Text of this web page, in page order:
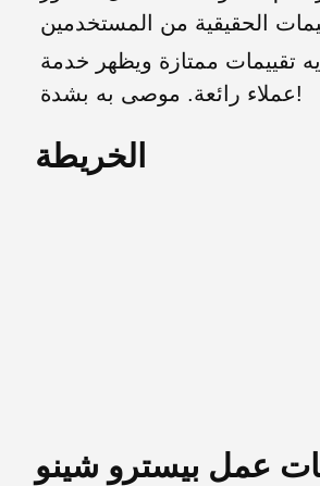
تقييمات ممتازة ويظهر خدمة
عملاء رائعة. موصى به بشدة!
الخريطة
عمل بيسترو شينو